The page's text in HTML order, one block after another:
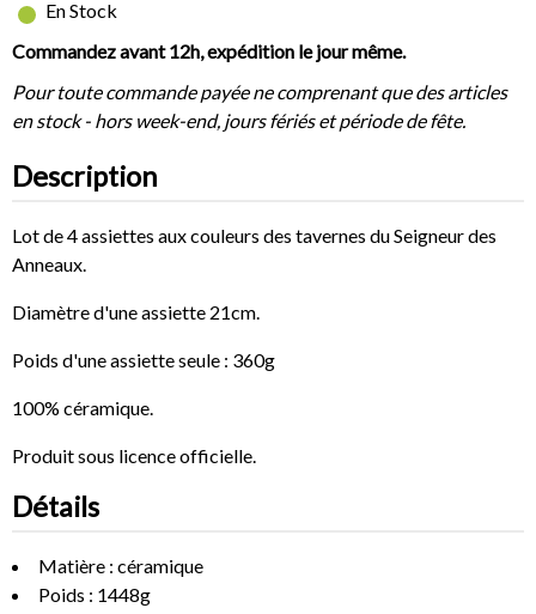
En Stock
Commandez avant 12h, expédition le jour même.
Pour toute commande payée ne comprenant que des articles
en stock - hors week-end, jours fériés et période de fête.
Description
Lot de 4 assiettes aux couleurs des tavernes du Seigneur des
Anneaux.
Diamètre d'une assiette 21cm.
Poids d'une assiette seule : 360g
100% céramique.
Produit sous licence officielle.
Détails
Matière : céramique
Poids : 1448g